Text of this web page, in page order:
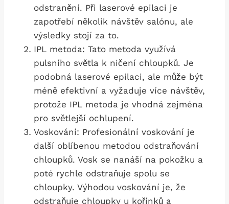
odstranění. ⁣Při laserové epilaci je
zapotřebí několik návštěv salónu,⁤ ale
výsledky stojí za to.
IPL metoda: Tato metoda ‌využívá
pulsního ⁤světla k ničení chloupků. Je
podobná laserové⁣ epilaci, ale může ⁤být
méně efektivní a vyžaduje více návštěv, ​
protože IPL metoda je vhodná zejména
pro světlejší ochlupení.
Voskování: Profesionální voskování je
další oblíbenou metodou odstraňování
chloupků. Vosk se nanáší na pokožku a
poté rychle odstraňuje spolu se
chloupky. Výhodou voskování je, že
odstraňuje chloupky u kořínků a